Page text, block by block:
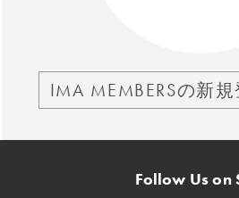
IMA MEMBERSの新
Follow Us on